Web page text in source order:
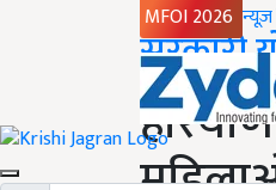
MFOI 2026
Home
सरकारी